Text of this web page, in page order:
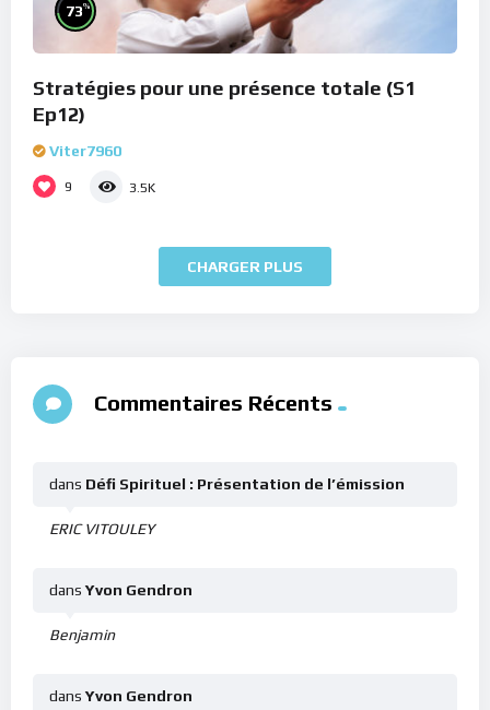
73%
Stratégies pour une présence totale (S1
Ep12)
Viter7960
9 3.5K
CHARGER PLUS
Commentaires Récents
ERIC VITOULEY
dans Défi Spirituel : Présentation de l’émission
Benjamin
dans Yvon Gendron
dans Yvon Gendron